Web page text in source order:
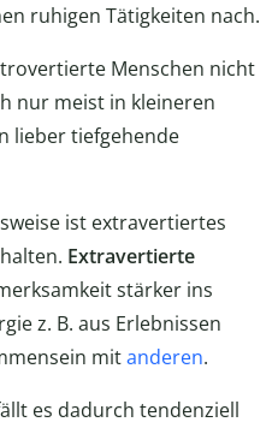
ruhigen Tätigkeiten nach.
Menschen nicht
nur meist in kleineren
lieber tiefgehende
ist extravertiertes
Extravertierte
stärker ins
z. B. aus Erlebnissen
mitanderen.
es dadurch tendenziell